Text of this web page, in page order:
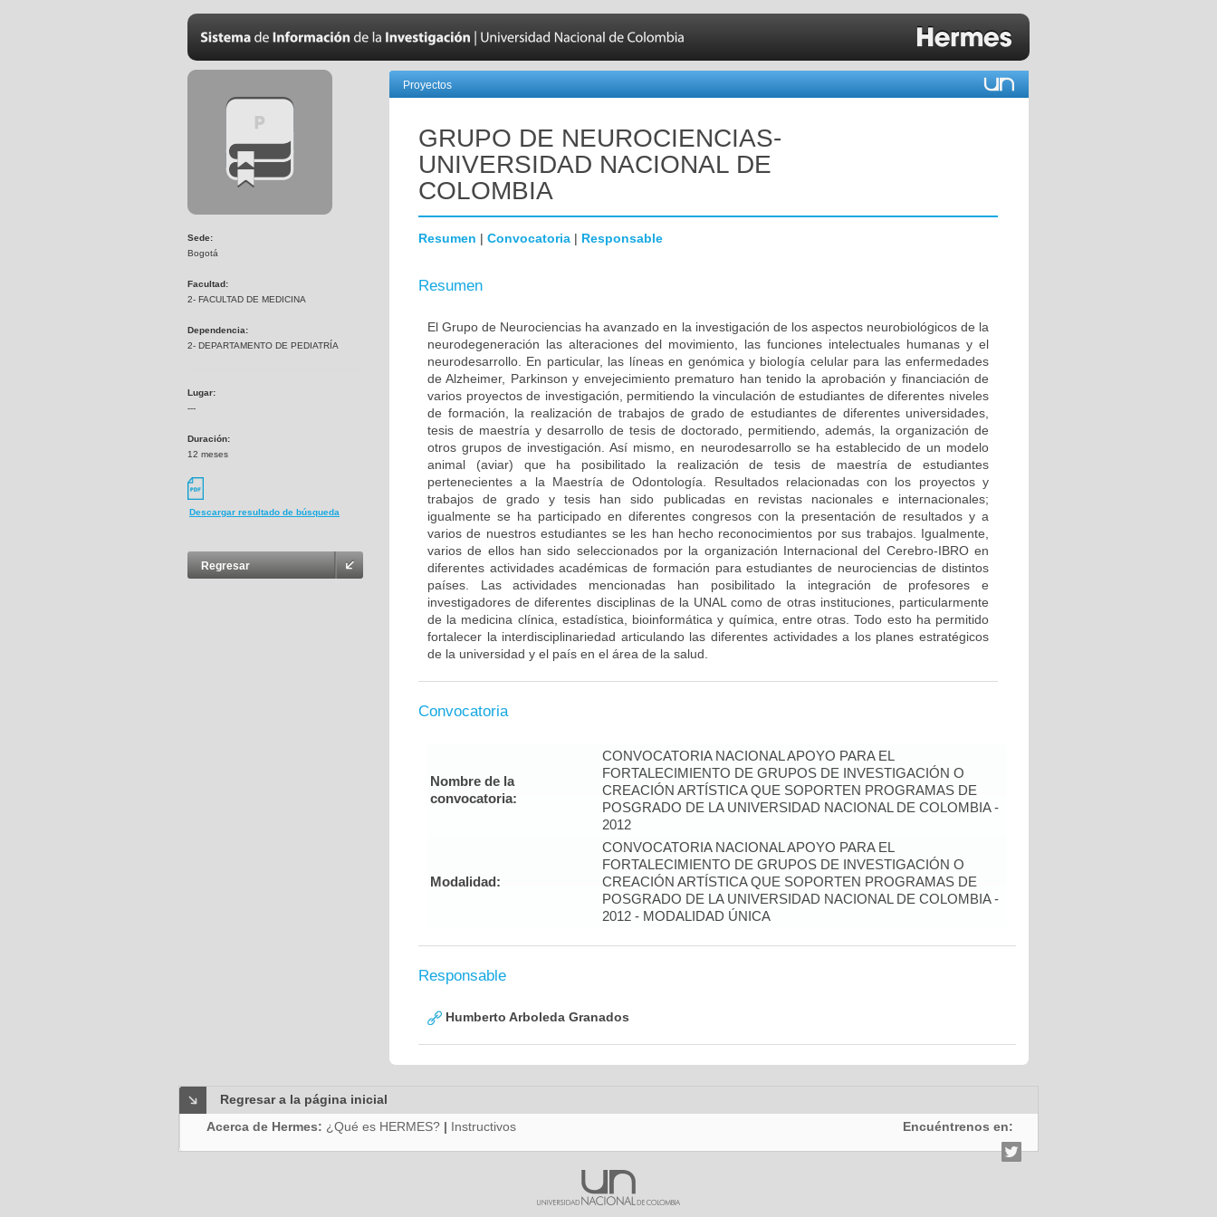
Sede:
Bogotá
Facultad:
2- FACULTAD DE MEDICINA
Dependencia:
2- DEPARTAMENTO DE PEDIATRÍA
Lugar:
---
Duración:
12 meses
Descargar resultado de búsqueda
Regresar
Proyectos
GRUPO DE NEUROCIENCIAS-
UNIVERSIDAD NACIONAL DE
COLOMBIA
Resumen | Convocatoria | Responsable
Resumen
El Grupo de Neurociencias ha avanzado en la investigación de los aspectos neurobiológicos de la
neurodegeneración las alteraciones del movimiento, las funciones intelectuales humanas y el
neurodesarrollo. En particular, las líneas en genómica y biología celular para las enfermedades
de Alzheimer, Parkinson y envejecimiento prematuro han tenido la aprobación y financiación de
varios proyectos de investigación, permitiendo la vinculación de estudiantes de diferentes niveles
de formación, la realización de trabajos de grado de estudiantes de diferentes universidades,
tesis de maestría y desarrollo de tesis de doctorado, permitiendo, además, la organización de
otros grupos de investigación. Así mismo, en neurodesarrollo se ha establecido de un modelo
animal (aviar) que ha posibilitado la realización de tesis de maestría de estudiantes
pertenecientes a la Maestría de Odontología. Resultados relacionadas con los proyectos y
trabajos de grado y tesis han sido publicadas en revistas nacionales e internacionales;
igualmente se ha participado en diferentes congresos con la presentación de resultados y a
varios de nuestros estudiantes se les han hecho reconocimientos por sus trabajos. Igualmente,
varios de ellos han sido seleccionados por la organización Internacional del Cerebro-IBRO en
diferentes actividades académicas de formación para estudiantes de neurociencias de distintos
países. Las actividades mencionadas han posibilitado la integración de profesores e
investigadores de diferentes disciplinas de la UNAL como de otras instituciones, particularmente
de la medicina clínica, estadística, bioinformática y química, entre otras. Todo esto ha permitido
fortalecer la interdisciplinariedad articulando las diferentes actividades a los planes estratégicos
de la universidad y el país en el área de la salud.
Convocatoria
Nombre de la
convocatoria:
CONVOCATORIA NACIONAL APOYO PARA EL
FORTALECIMIENTO DE GRUPOS DE INVESTIGACIÓN O
CREACIÓN ARTÍSTICA QUE SOPORTEN PROGRAMAS DE
POSGRADO DE LA UNIVERSIDAD NACIONAL DE COLOMBIA -
2012
Modalidad:
CONVOCATORIA NACIONAL APOYO PARA EL
FORTALECIMIENTO DE GRUPOS DE INVESTIGACIÓN O
CREACIÓN ARTÍSTICA QUE SOPORTEN PROGRAMAS DE
POSGRADO DE LA UNIVERSIDAD NACIONAL DE COLOMBIA -
2012 - MODALIDAD ÚNICA
Responsable
Humberto Arboleda Granados
Regresar a la página inicial
Acerca de Hermes: ¿Qué es HERMES? | Instructivos Encuéntrenos en: